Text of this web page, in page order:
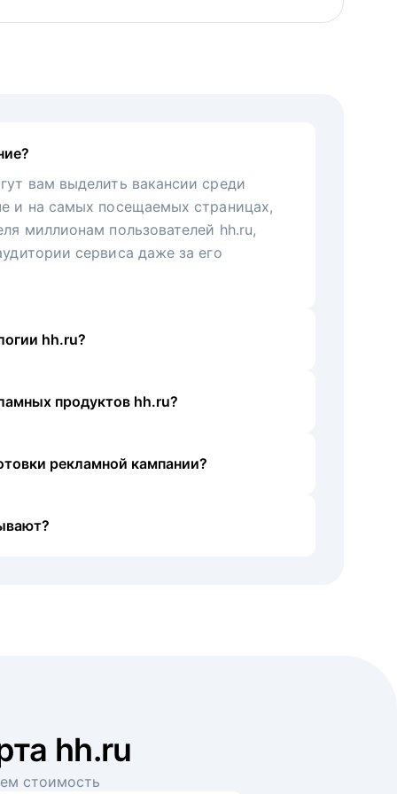
вам выделить вакансии среди
и на самых посещаемых страницах,
миллионам пользователей hh.ru,
сервиса даже за его
hh.ru?
продуктов hh.ru?
рекламной кампании?
hh.ru
стоимость